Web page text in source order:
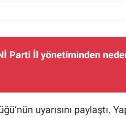
Parti İl yönetiminden
uyarısını paylaştı.